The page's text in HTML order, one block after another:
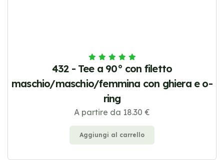
432 - Tee a 90° con filetto
maschio/maschio/femmina con ghiera e o-
ring
A partire da 18.30 €
Aggiungi al carrello